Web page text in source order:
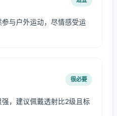
与户外运动，尽情感受运
很必要
，建议佩戴透射比2级且标